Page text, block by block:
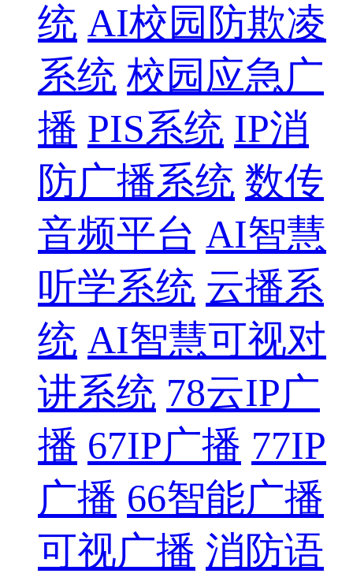
统 AI校园防欺凌
系统 校园应急广
播 PIS系统 IP消
防广播系统 数传
音频平台 AI智慧
听学系统 云播系
统 AI智慧可视对
讲系统 78云IP广
播 67IP广播 77IP
广播 66智能广播
可视广播 消防语